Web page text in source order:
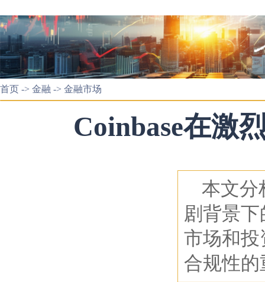
首页 -> 金融 -> 金融市场
Coinbase在激
本文分
剧背景
市场和
合规性